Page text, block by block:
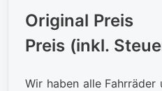
Original Preis
Preis (inkl.
Wir haben alle